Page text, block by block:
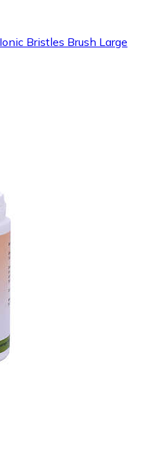
Bristles Brush Large